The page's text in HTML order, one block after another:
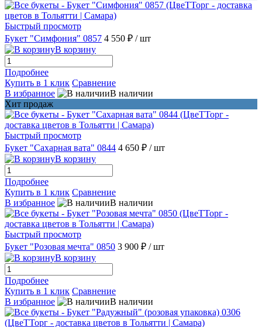
Быстрый просмотр
Букет "Симфония" 0857 4 550 ₽ / шт
В корзину
Подробнее
Купить в 1 клик Сравнение
В избранное
В наличии
Хит продаж
Быстрый просмотр
Букет "Сахарная вата" 0844 4 650 ₽ / шт
В корзину
Подробнее
Купить в 1 клик Сравнение
В избранное
В наличии
Быстрый просмотр
Букет "Розовая мечта" 0850 3 900 ₽ / шт
В корзину
Подробнее
Купить в 1 клик Сравнение
В избранное
В наличии